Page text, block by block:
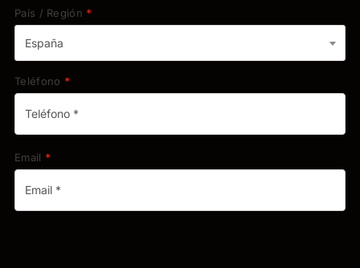
País / Región *
España
Teléfono *
Email *